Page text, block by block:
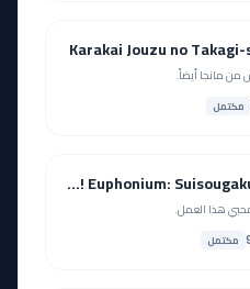
Karakai Jouzu no
مانجا أيضاً.
مكتمل
Hibike! Euphonium: Suisougaku-bu no Nichijou
هذا العمل.
مكتمل